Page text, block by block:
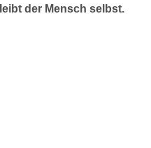
der Mensch selbst.